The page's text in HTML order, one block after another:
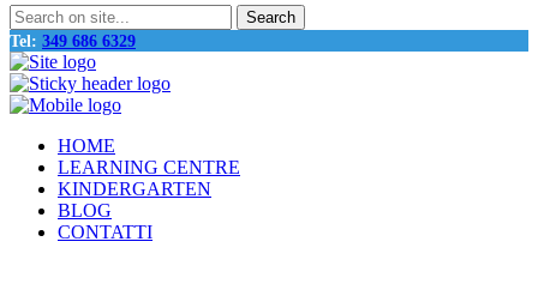
Tel: 349 686 6329
HOME
LEARNING CENTRE
KINDERGARTEN
BLOG
CONTATTI